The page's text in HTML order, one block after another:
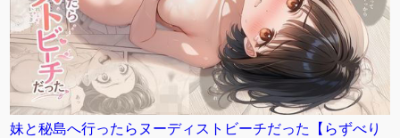
妹と秘島へ行ったらヌーディストビーチだった【らずべり